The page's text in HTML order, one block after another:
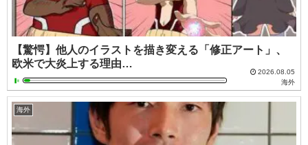
【驚愕】他人のイラストを描き変える「修正アート」、
欧米で大炎上する理由…
2026.08.05
海外
海外